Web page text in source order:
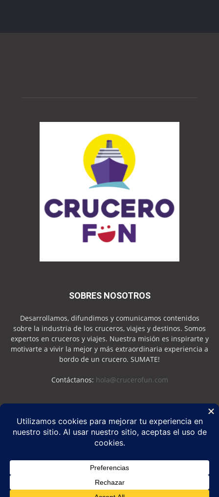
SOBRES NOSOTROS
Desarrollamos, difundimos y comunicamos contenidos
sobre la industria de los cruceros, viajes y destinos. Somos
expertos en cruceros y viajes. Nuestra misión es inspirarte y
motivarte a vivir la mejor y más extraordinaria experiencia a
bordo de un crucero. SUMATE!
Contáctanos: hola@crucerofun.com
SEGUINOS
Política de Privacidad Política de Cookies